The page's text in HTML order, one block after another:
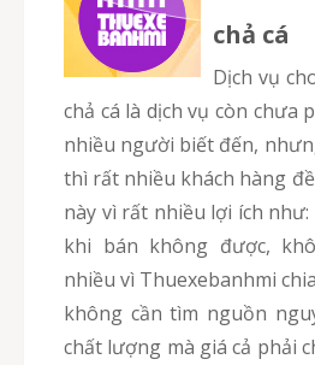
chả cá
Dịch vụ cho thuê xe bánh mì
chả cá là dịch vụ còn chưa
nhiều người biết đến,
thì rất nhiều khách hàng
này vì rất nhiều lợi ích
khi bán không được,
nhiều vì Thuexebanhmi
không cần tìm nguồn
chất lượng mà giá cả phải